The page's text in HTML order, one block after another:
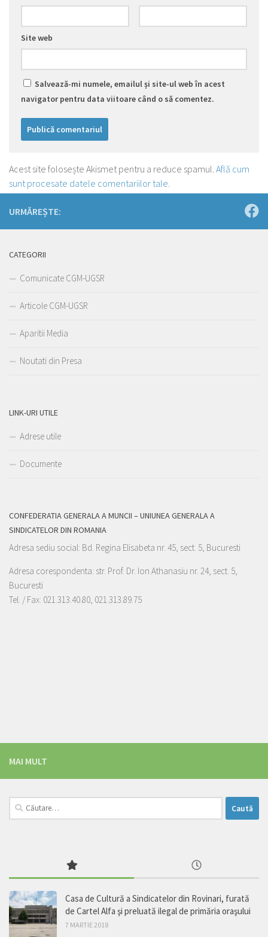
Site web
Salvează-mi numele, emailul și site-ul web în acest
navigator pentru data viitoare când o să comentez.
Acest site folosește Akismet pentru a reduce spamul. Află cum
sunt procesate datele comentariilor tale.
URMĂREȘTE:
CATEGORII
Comunicate CGM-UGSR
Articole CGM-UGSR
Aparitii Media
Noutati din Presa
LINK-URI UTILE
Adrese utile
Documente
CONFEDERATIA GENERALA A MUNCII – UNIUNEA GENERALA A
SINDICATELOR DIN ROMANIA
Adresa sediu social: Bd. Regina Elisabeta nr. 45, sect. 5, Bucuresti
Adresa corespondenta: str. Prof. Dr. Ion Athanasiu nr. 24, sect. 5,
Bucuresti
Tel. / Fax: 021.313.40.80, 021.313.89.75
MAI MULT
Caută
după:
Casa de Cultură a Sindicatelor din Rovinari, furată
de Cartel Alfa şi preluată ilegal de primăria oraşului
7 MARTIE 2018